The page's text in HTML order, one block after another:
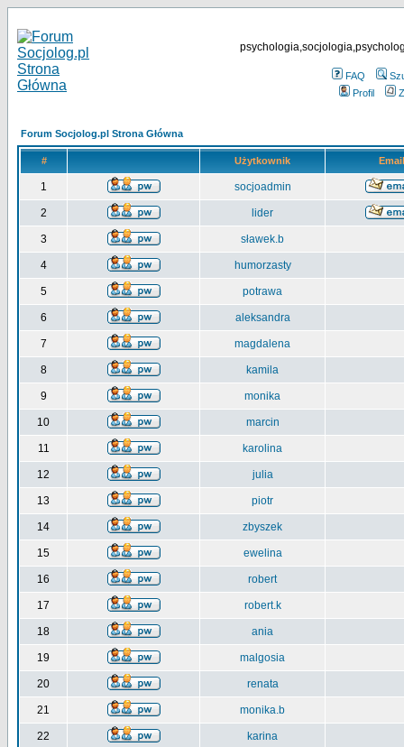
FAQ
Profil
Forum Socjolog.pl Strona Główna
# Użytkownik Email
1 socjoadmin
2 lider
3 sławek.b
4 humorzasty
5 potrawa
6 aleksandra
7 magdalena
8 kamila
9 monika
10 marcin
11 karolina
12 julia
13 piotr
14 zbyszek
15 ewelina
16 robert
17 robert.k
18 ania
19 malgosia
20 renata
21 monika.b
22 karina